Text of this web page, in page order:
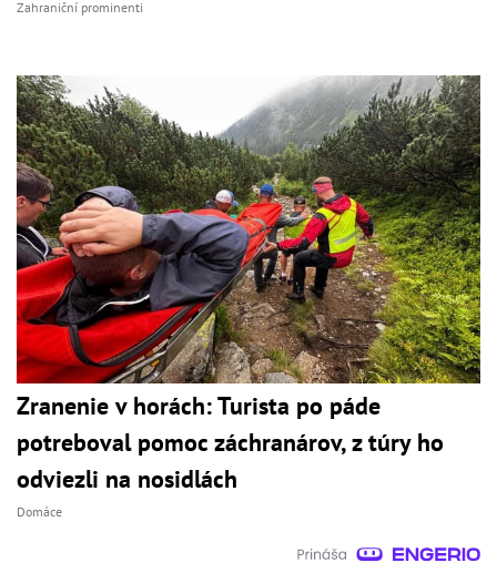
Zahraniční prominenti
Zranenie v horách: Turista po páde
potreboval pomoc záchranárov, z túry ho
odviezli na nosidlách
Domáce